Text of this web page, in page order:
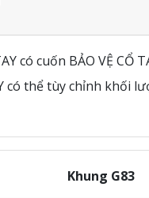
có cuốn BẢO VỆ CỔ
có thể tùy chỉnh khối
Khung G83